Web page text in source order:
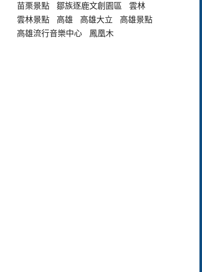
苗栗景點
鄒族逐鹿文創園區
雲林
雲林景點
高雄 高雄大立
高雄景點
高雄流行音樂中心
鳳凰木